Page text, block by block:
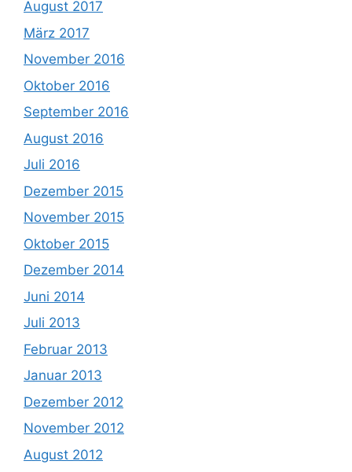
August 2017
März 2017
November 2016
Oktober 2016
September 2016
August 2016
Juli 2016
Dezember 2015
November 2015
Oktober 2015
Dezember 2014
Juni 2014
Juli 2013
Februar 2013
Januar 2013
Dezember 2012
November 2012
August 2012